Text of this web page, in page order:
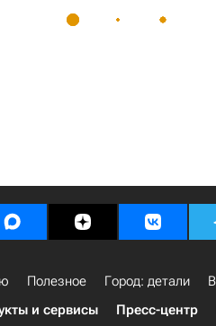
Полезное Город: детали
и сервисы Пресс-центр